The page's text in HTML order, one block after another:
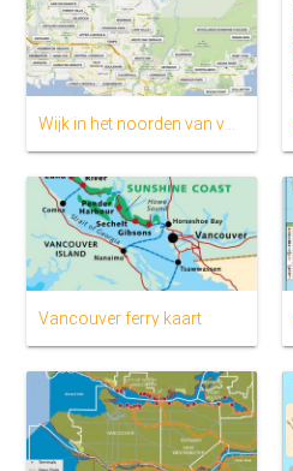
Vancouver ferry kaart